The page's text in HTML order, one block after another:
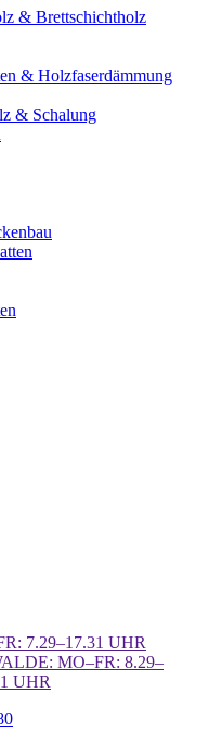
& Brettschichtholz
& Holzfaserdämmung
& Schalung
7.29–17.31 UHR
MO–FR: 8.29–
UHR